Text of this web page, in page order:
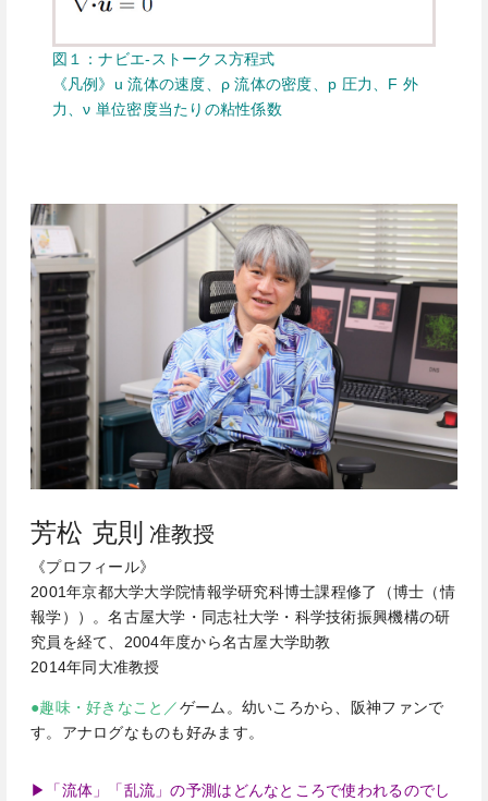
図１：ナビエ-ストークス方程式
《凡例》 u 流体の速度、ρ 流体の密度、p 圧力、F 外
力、ν 単位密度当たりの粘性係数
芳松 克則 准教授
《プロフィール》
2001年京都大学大学院情報学研究科博士課程修了（博士（情
報学））。名古屋大学・同志社大学・科学技術振興機構の研
究員を経て、2004年度から名古屋大学助教
2014年同大准教授
●趣味・好きなこと／ゲーム。幼いころから、阪神ファンで
す。アナログなものも好みます。
▶「流体」「乱流」の予測はどんなところで使われるのでし